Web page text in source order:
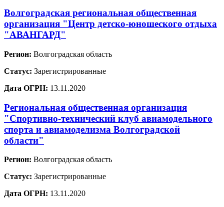
Волгоградская региональная общественная
организация "Центр детско-юношеского отдыха
"АВАНГАРД"
Регион: Волгоградская область
Статус: Зарегистрированные
Дата ОГРН: 13.11.2020
Региональная общественная организация
"Спортивно-технический клуб авиамодельного
спорта и авиамоделизма Волгоградской
области"
Регион: Волгоградская область
Статус: Зарегистрированные
Дата ОГРН: 13.11.2020